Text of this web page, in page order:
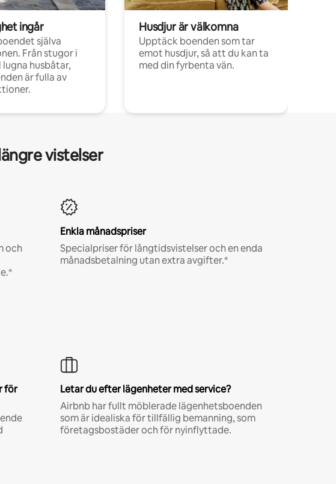
ingår
själva
Från stugor i
husbåtar,
är fulla av
Husdjur är välkomna
Upptäck boenden som tar
emot husdjur, så att du kan ta
med din fyrbenta vän.
vistelser
och
Enkla månadspriser
Specialpriser för långtidsvistelser och en enda
månadsbetalning utan extra avgifter.*
för
Letar du efter lägenheter med service?
Airbnb har fullt möblerade lägenhetsboenden
som är idealiska för tillfällig bemanning, som
företagsbostäder och för nyinflyttade.